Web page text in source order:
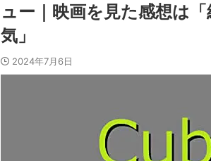
ュー｜映画を見た感想は
気」
2024年7月6日